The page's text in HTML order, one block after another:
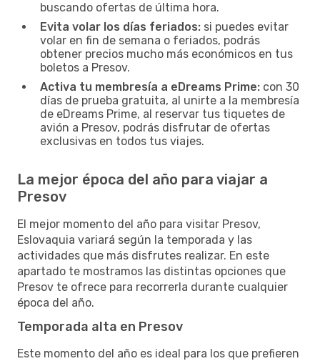
buscando ofertas de última hora.
Evita volar los días feriados: si puedes evitar
volar en fin de semana o feriados, podrás
obtener precios mucho más económicos en tus
boletos a Presov.
Activa tu membresía a eDreams Prime: con 30
días de prueba gratuita, al unirte a la membresía
de eDreams Prime, al reservar tus tiquetes de
avión a Presov, podrás disfrutar de ofertas
exclusivas en todos tus viajes.
La mejor época del año para viajar a
Presov
El mejor momento del año para visitar Presov,
Eslovaquia variará según la temporada y las
actividades que más disfrutes realizar. En este
apartado te mostramos las distintas opciones que
Presov te ofrece para recorrerla durante cualquier
época del año.
Temporada alta en Presov
Este momento del año es ideal para los que prefieren